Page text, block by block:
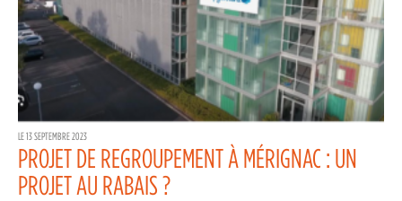
LE 13 SEPTEMBRE 2023
PROJET DE REGROUPEMENT À MÉRIGNAC : UN
PROJET AU RABAIS ?